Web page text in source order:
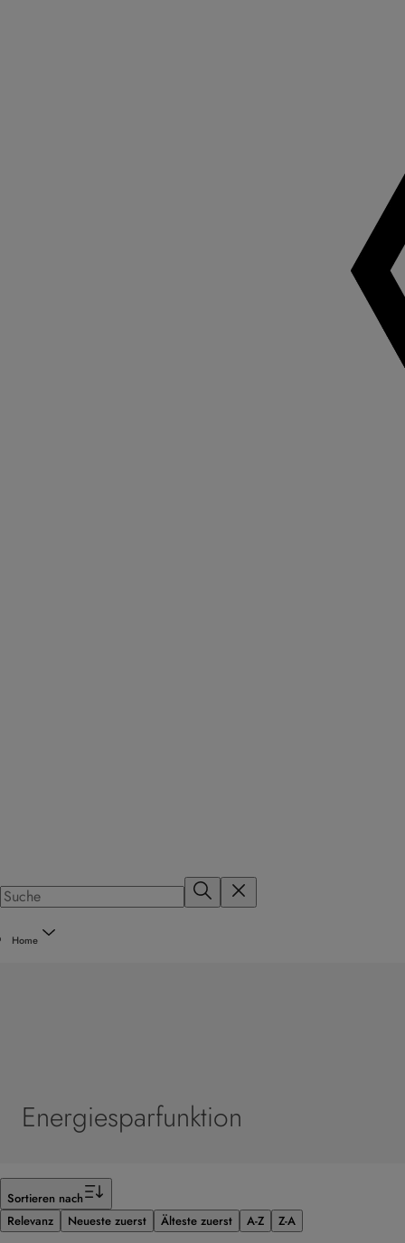
Home
Energiesparfunktion
Sortieren nach
Relevanz
Neueste zuerst Älteste zuerst A-Z Z-A